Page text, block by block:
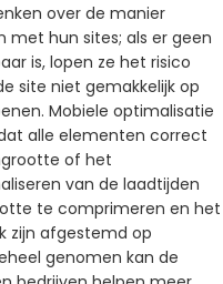
over de manier
met hun sites; als er geen
is, lopen ze het risico
site niet gemakkelijk op
Mobiele optimalisatie
alle elementen correct
of het
van de laadtijden
te comprimeren en het
zijn afgestemd op
genomen kan de